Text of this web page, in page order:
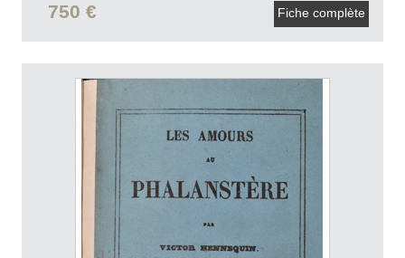
750 € Fiche complète